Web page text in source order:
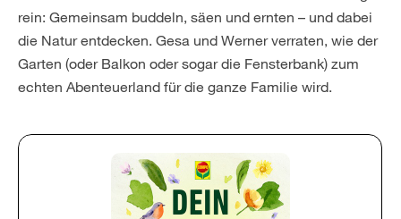
rein: Gemeinsam buddeln, säen und ernten – und dabei
die Natur entdecken. Gesa und Werner verraten, wie der
Garten (oder Balkon oder sogar die Fensterbank) zum
echten Abenteuerland für die ganze Familie wird.